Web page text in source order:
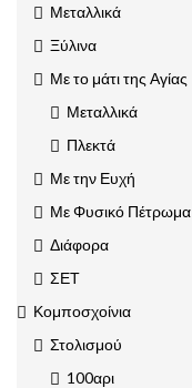
Μεταλλικά
Ξύλινα
Με το μάτι της Αγίας
Μεταλλικά
Πλεκτά
Με την Ευχή
Με Φυσικό Πέτρωμα
Διάφορα
ΣΕΤ
Κομποσχοίνια
Στολισμού
100αρι